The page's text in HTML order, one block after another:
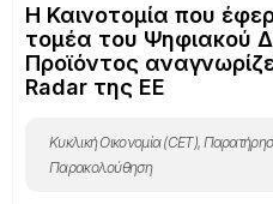
Η Καινοτομία που
τομέα του Ψηφιακού
Προϊόντος
Radar της ΕΕ
Κυκλική Οικονομία (CET),
Παρακολούθηση